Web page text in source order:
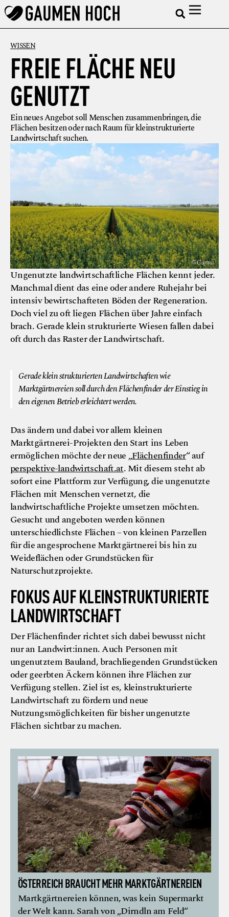
WISSEN
FREIE FLÄCHE NEU
GENUTZT
Ein neues Angebot soll Menschen zusammenbringen, die
Flächen besitzen oder nach Raum für kleinstrukturierte
Landwirtschaft suchen.
© Canva
Ungenutzte landwirtschaftliche Flächen kennt jeder.
Manchmal dient das eine oder andere Ruhejahr bei
intensiv bewirtschafteten Böden der Regeneration.
Doch viel zu oft liegen Flächen über Jahre einfach
brach. Gerade klein strukturierte Wiesen fallen dabei
oft durch das Raster der Landwirtschaft.
Gerade klein strukturierten Landwirtschaften wie
Marktgärtnereien soll durch den Flächenfinder der Einstieg in
den eigenen Betrieb erleichtert werden.
Das ändern und dabei vor allem kleinen
Marktgärtnerei-Projekten den Start ins Leben
ermöglichen möchte der neue „Flächenfinder“ auf
perspektive-landwirtschaft.at. Mit diesem steht ab
sofort eine Plattform zur Verfügung, die ungenutzte
Flächen mit Menschen vernetzt, die
landwirtschaftliche Projekte umsetzen möchten.
Gesucht und angeboten werden können
unterschiedlichste Flächen – von kleinen Parzellen
für die angesprochene Marktgärtnerei bis hin zu
Weideflächen oder Grundstücken für
Naturschutzprojekte.
FOKUS AUF KLEINSTRUKTURIERTE
LANDWIRTSCHAFT
Der Flächenfinder richtet sich dabei bewusst nicht
nur an Landwirt:innen. Auch Personen mit
ungenutztem Bauland, brachliegenden Grundstücken
oder geerbten Äckern können ihre Flächen zur
Verfügung stellen. Ziel ist es, kleinstrukturierte
Landwirtschaft zu fördern und neue
Nutzungsmöglichkeiten für bisher ungenutzte
Flächen sichtbar zu machen.
ÖSTERREICH BRAUCHT MEHR MARKT­GÄRTNEREIEN
Martkgärtnereien können, was kein Supermarkt
der Welt kann. Sarah von „Dirndln am Feld“